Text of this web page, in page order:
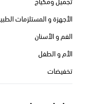
الأجهزة و المستلزمات الطبية
الفم و الأسنان
الأم و الطفل
تخفيضات